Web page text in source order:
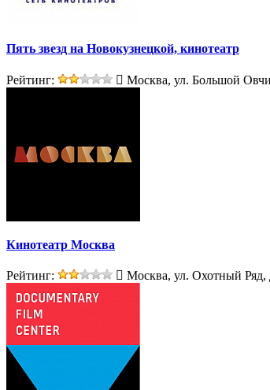
Пять звезд на Новокузнецкой, кинотеатр
Рейтинг: Москва, ул. Большой
Кинотеатр Москва
Рейтинг: Москва, ул. Охотный Ряд,